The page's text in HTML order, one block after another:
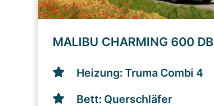
MALIBU CHARMING 600 DB
Heizung: Truma Combi 4
Bett: Querschläfer